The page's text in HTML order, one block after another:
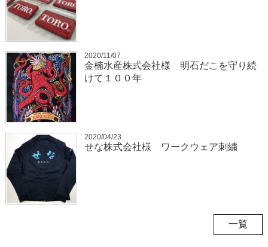
2020/11/07
金楠水産株式会社様 明石だこを守り続
けて１００年
2020/04/23
せな株式会社様 ワークウェア刺繍
一覧